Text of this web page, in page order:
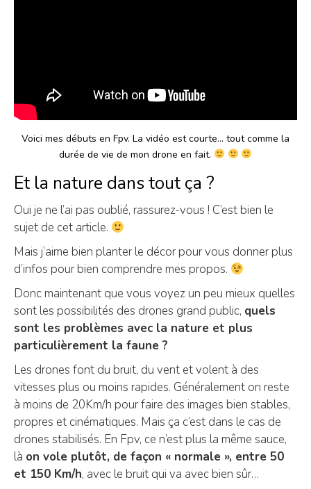
Voici mes débuts en Fpv. La vidéo est courte… tout comme la
durée de vie de mon drone en fait.
Et la nature dans tout ça ?
Oui je ne l’ai pas oublié, rassurez-vous ! C’est bien le
sujet de cet article.
Mais j’aime bien planter le décor pour vous donner plus
d’infos pour bien comprendre mes propos.
Donc maintenant que vous voyez un peu mieux quelles
sont les possibilités des drones grand public, quels
sont les problèmes avec la nature et plus
particulièrement la faune ?
Les drones font du bruit, du vent et volent à des
vitesses plus ou moins rapides. Généralement on reste
à moins de 20Km/h pour faire des images bien stables,
propres et cinématiques. Mais ça c’est dans le cas de
drones stabilisés. En Fpv, ce n’est plus la même sauce,
là on vole plutôt, de façon « normale », entre 50
et 150 Km/h, avec le bruit qui va avec bien sûr…